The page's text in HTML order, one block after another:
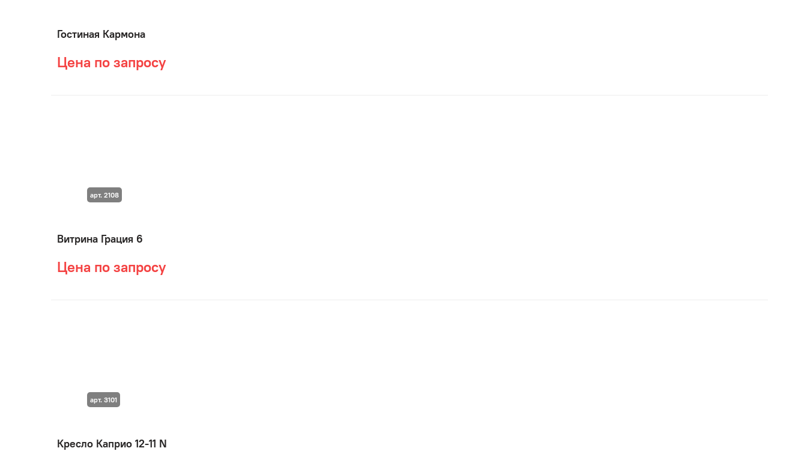
Гостиная Кармона
Цена по запросу
Витрина Грация 6
Цена по запросу
арт. 2108
Кресло Каприо 12-11 N
арт. 3101